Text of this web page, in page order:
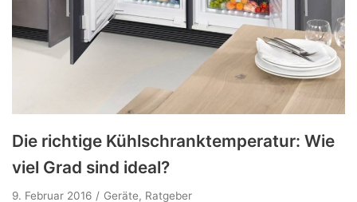
Die richtige Kühlschranktemperatur: Wie
viel Grad sind ideal?
9. Februar 2016 Geräte, Ratgeber